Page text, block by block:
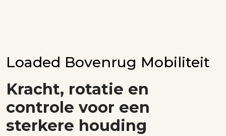
Loaded Bovenrug Mobiliteit
Kracht, rotatie en
controle voor een
sterkere houding